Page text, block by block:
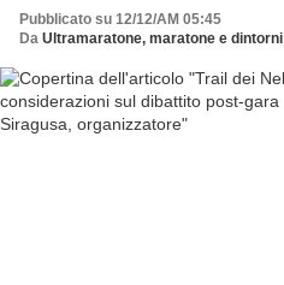
Pubblicato su 12/12/AM 05:45
Da Ultramaratone, maratone e dintorni